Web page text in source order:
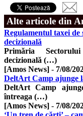
Alte articole din
Regulamentul taxei
decizională
Primăria
decizională (…)
[Amos News] - 7/08/
DeltArt Camp ajunge
DeltArt Camp
întreaga (…)
[Amos News] - 7/08/